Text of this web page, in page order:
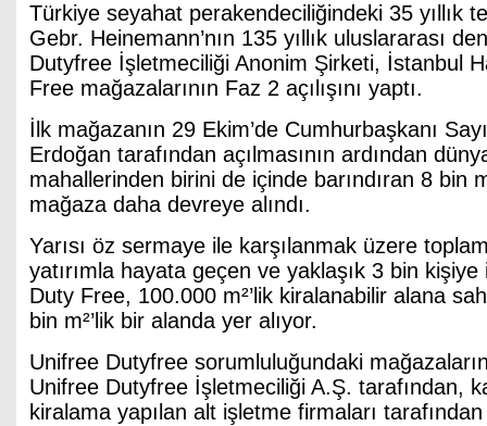
Türkiye seyahat perakendeciliğindeki 35 yıllık
Gebr. Heinemann’nın 135 yıllık uluslararası
Dutyfree İşletmeciliği Anonim Şirketi, İstanbul
Free mağazalarının Faz 2 açılışını yaptı.
İlk mağazanın 29 Ekim’de Cumhurbaşkanı
Erdoğan tarafından açılmasının ardından
mahallerinden birini de içinde barındıran 8 bin
mağaza daha devreye alındı.
Yarısı öz sermaye ile karşılanmak üzere
yatırımla hayata geçen ve yaklaşık 3 bin
Duty Free, 100.000 m²’lik kiralanabilir alana
bin m²’lik bir alanda yer alıyor.
Unifree Dutyfree sorumluluğundaki
Unifree Dutyfree İşletmeciliği A.Ş. tarafından,
kiralama yapılan alt işletme firmaları